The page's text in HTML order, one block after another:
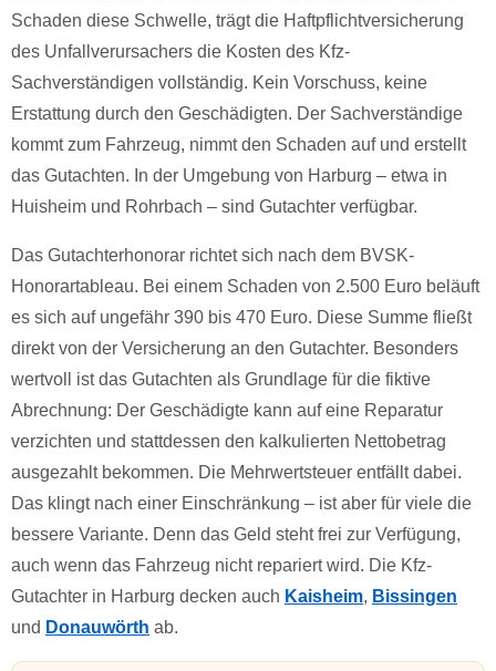
Schaden diese Schwelle, trägt die Haftpflichtversicherung
des Unfallverursachers die Kosten des Kfz-
Sachverständigen vollständig. Kein Vorschuss, keine
Erstattung durch den Geschädigten. Der Sachverständige
kommt zum Fahrzeug, nimmt den Schaden auf und erstellt
das Gutachten. In der Umgebung von Harburg – etwa in
Huisheim und Rohrbach – sind Gutachter verfügbar.
Das Gutachterhonorar richtet sich nach dem BVSK-
Honorartableau. Bei einem Schaden von 2.500 Euro beläuft
es sich auf ungefähr 390 bis 470 Euro. Diese Summe fließt
direkt von der Versicherung an den Gutachter. Besonders
wertvoll ist das Gutachten als Grundlage für die fiktive
Abrechnung: Der Geschädigte kann auf eine Reparatur
verzichten und stattdessen den kalkulierten Nettobetrag
ausgezahlt bekommen. Die Mehrwertsteuer entfällt dabei.
Das klingt nach einer Einschränkung – ist aber für viele die
bessere Variante. Denn das Geld steht frei zur Verfügung,
auch wenn das Fahrzeug nicht repariert wird. Die Kfz-
Gutachter in Harburg decken auch Kaisheim, Bissingen
und Donauwörth ab.